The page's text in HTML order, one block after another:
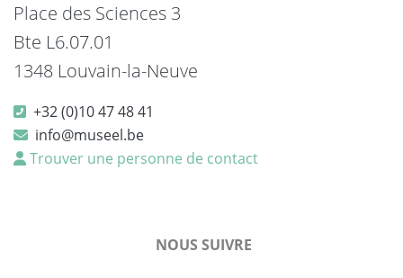
Place des Sciences 3
Bte L6.07.01
1348 Louvain-la-Neuve
+32 (0)10 47 48 41
info@museel.be
Trouver une personne de contact
NOUS SUIVRE